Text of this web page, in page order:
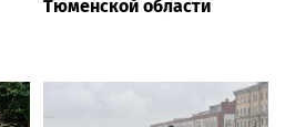
Тюменской области